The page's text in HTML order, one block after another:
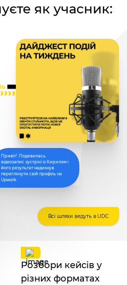
як учасник:
Розбори кейсів у
різних форматах
Привіт! Подивилась
відеозапис зустрічі із Кирилом і
його результат надихнув
переглянути свій профіль на
Upwork
Всі шляхи ведуть в UDC